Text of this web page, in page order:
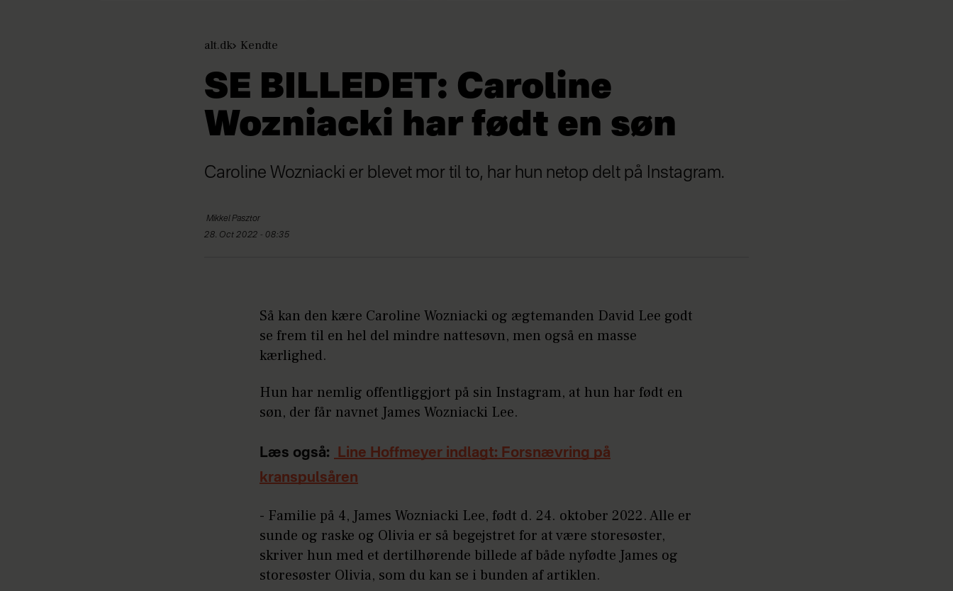
alt.dk Kendte
SE BILLEDET: Caroline
Wozniacki har født en søn
Caroline Wozniacki er blevet mor til to, har hun netop delt på Instagram.
MikkelPasztor
28. Oct 2022 - 08:35
Så kan den kære Caroline Wozniacki og ægtemanden David Lee godt
se frem til en hel del mindre nattesøvn, men også en masse
kærlighed.
Hun har nemlig offentliggjort på sin Instagram, at hun har født en
søn, der får navnet James Wozniacki Lee.
Læs også:
Line Hoffmeyer indlagt: Forsnævring på
kranspulsåren
- Familie på 4, James Wozniacki Lee, født d. 24. oktober 2022. Alle er
sunde og raske og Olivia er så begejstret for at være storesøster,
skriver hun med et dertilhørende billede af både nyfødte James og
storesøster Olivia, som du kan se i bunden af artiklen.